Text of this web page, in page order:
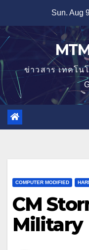
content
Sun. Aug
ข่าวสาร เทคโน
COMPUTER MODIFIED
CM
Military